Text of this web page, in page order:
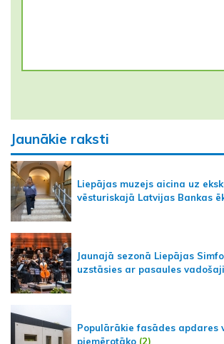
Jaunākie raksti
Liepājas muzejs aicina uz
vēsturiskajā Latvijas Bankas
Jaunajā sezonā Liepājas
uzstāsies ar pasaules
Populārākie fasādes apdares
piemērotāko (2)